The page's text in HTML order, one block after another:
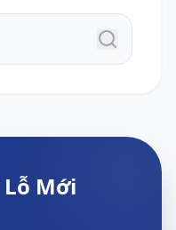
Lỗ Mới